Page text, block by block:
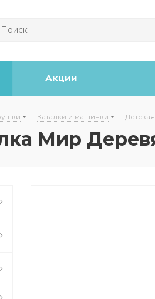
Акции
- Каталки и машинки -
Мир